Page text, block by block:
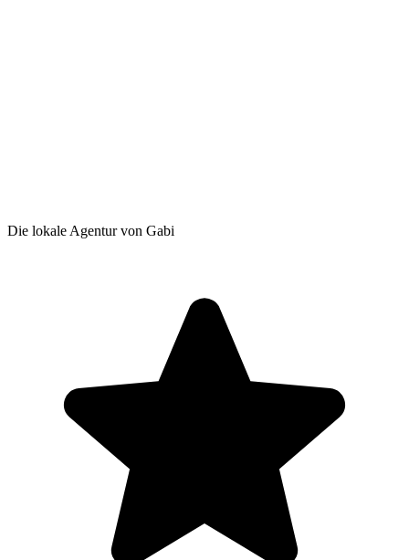
Die lokale Agentur von Gabi